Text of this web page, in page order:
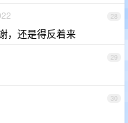
28
，还是得反着来
29
30